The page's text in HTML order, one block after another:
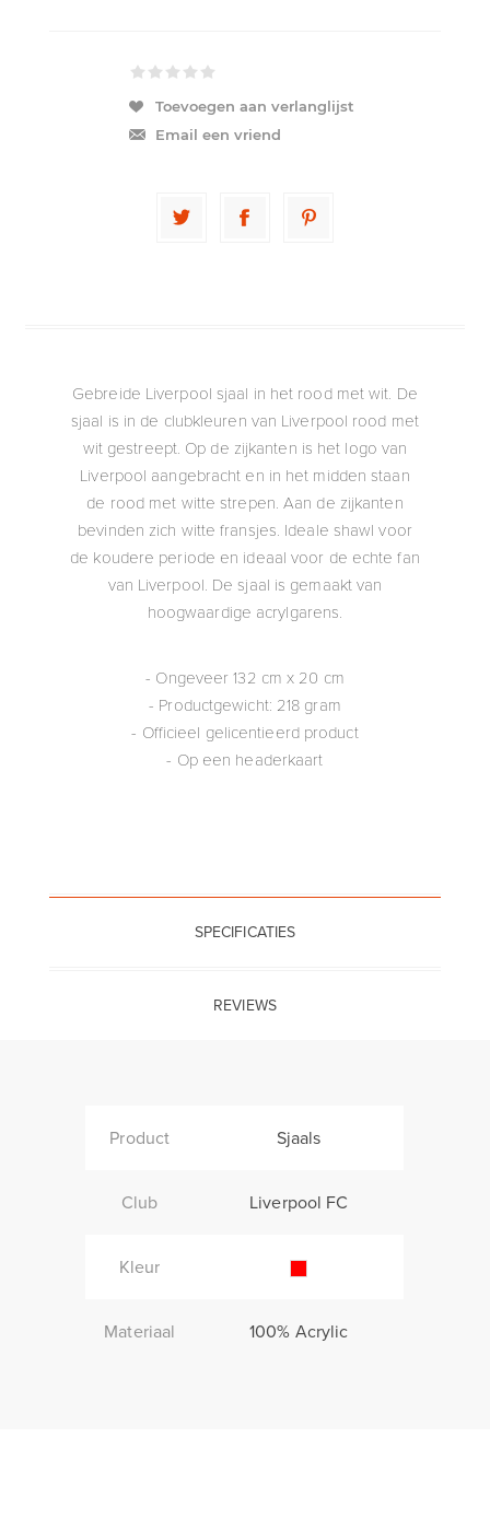
Toevoegen aan verlanglijst
Email een vriend
Gebreide Liverpool sjaal in het rood met wit. De
sjaal is in de clubkleuren van Liverpool rood met
wit gestreept. Op de zijkanten is het logo van
Liverpool aangebracht en in het midden staan
de rood met witte strepen. Aan de zijkanten
bevinden zich witte fransjes. Ideale shawl voor
de koudere periode en ideaal voor de echte fan
van Liverpool. De sjaal is gemaakt van
hoogwaardige acrylgarens.
- Ongeveer 132 cm x 20 cm
- Productgewicht: 218 gram
- Officieel gelicentieerd product
- Op een headerkaart
SPECIFICATIES
REVIEWS
Product Sjaals
Club Liverpool FC
Kleur
Materiaal 100% Acrylic